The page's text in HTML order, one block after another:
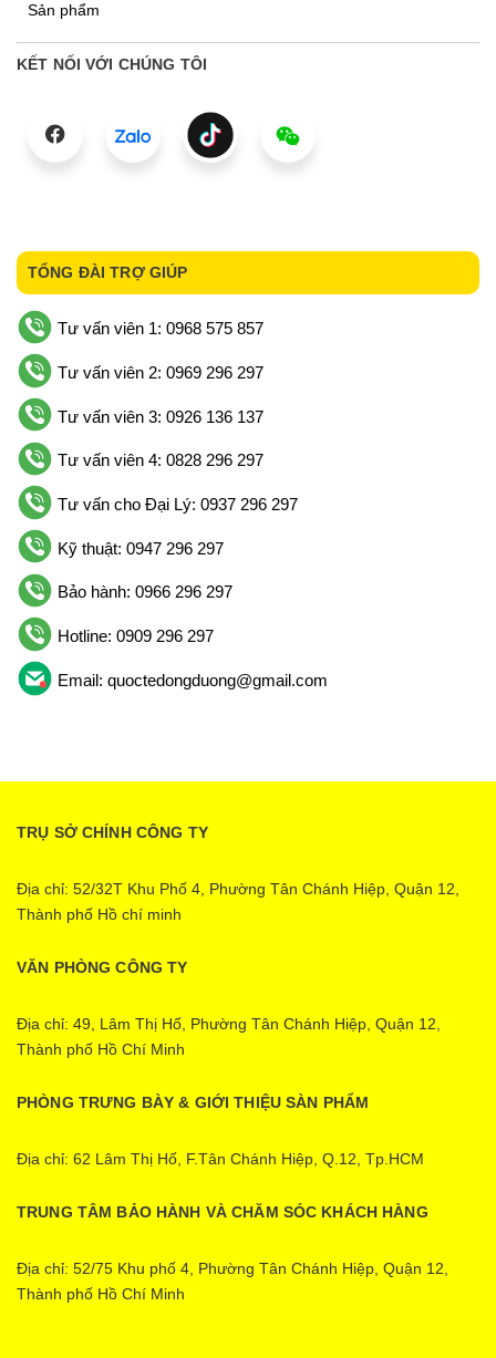
Sản phẩm
KẾT NỐI VỚI CHÚNG TÔI
TỔNG ĐÀI TRỢ GIÚP
Tư vấn viên 1: 0968 575 857
Tư vấn viên 2: 0969 296 297
Tư vấn viên 3: 0926 136 137
Tư vấn viên 4: 0828 296 297
Tư vấn cho Đại Lý: 0937 296 297
Kỹ thuật: 0947 296 297
Bảo hành: 0966 296 297
Hotline: 0909 296 297
Email: quoctedongduong@gmail.com
TRỤ SỞ CHÍNH CÔNG TY
Địa chỉ: 52/32T Khu Phố 4, Phường Tân Chánh Hiệp, Quận 12,
Thành phố Hồ chí minh
VĂN PHÒNG CÔNG TY
Địa chỉ: 49, Lâm Thị Hố, Phường Tân Chánh Hiệp, Quận 12,
Thành phố Hồ Chí Minh
PHÒNG TRƯNG BÀY & GIỚI THIỆU SÀN PHẨM
Địa chỉ: 62 Lâm Thị Hố, F.Tân Chánh Hiệp, Q.12, Tp.HCM
TRUNG TÂM BẢO HÀNH VÀ CHĂM SÓC KHÁCH HÀNG
Địa chỉ: 52/75 Khu phố 4, Phường Tân Chánh Hiệp, Quận 12,
Thành phố Hồ Chí Minh